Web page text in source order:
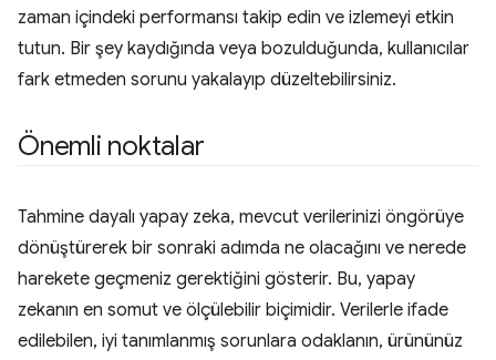
zaman içindeki performansı takip edin ve izlemeyi etkin
tutun. Bir şey kaydığında veya bozulduğunda, kullanıcılar
fark etmeden sorunu yakalayıp düzeltebilirsiniz.
Önemli noktalar
Tahmine dayalı yapay zeka, mevcut verilerinizi öngörüye
dönüştürerek bir sonraki adımda ne olacağını ve nerede
harekete geçmeniz gerektiğini gösterir. Bu, yapay
zekanın en somut ve ölçülebilir biçimidir. Verilerle ifade
edilebilen, iyi tanımlanmış sorunlara odaklanın, ürününüz